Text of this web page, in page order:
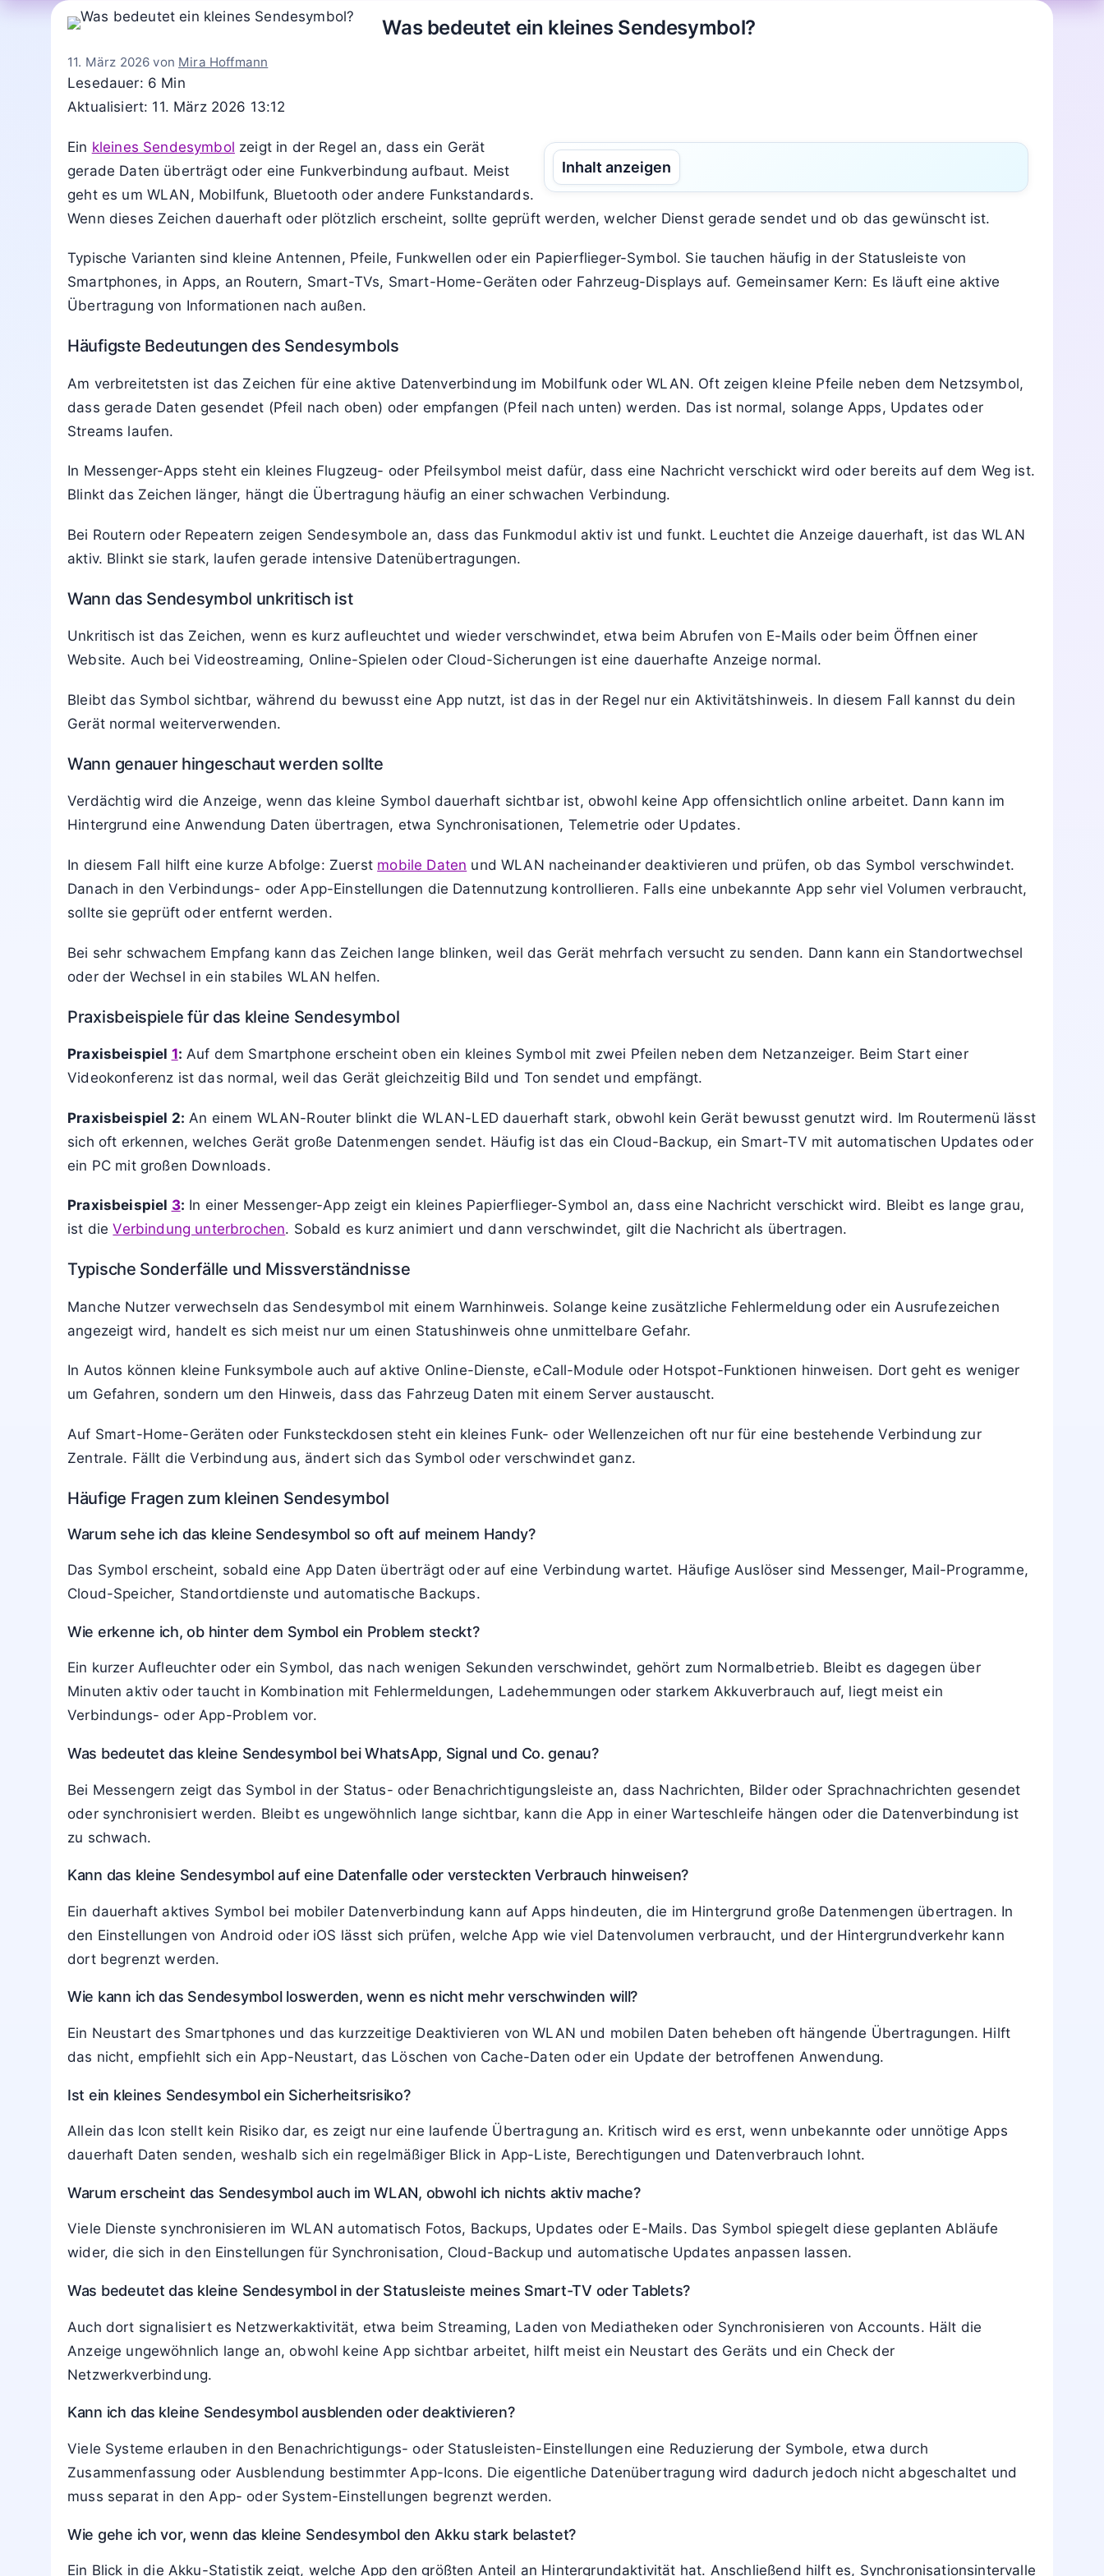
Was bedeutet ein kleines Sendesymbol?
11. März 2026 von Mira Hoffmann
Lesedauer: 6 Min
Aktualisiert: 11. März 2026 13:12
Inhalt anzeigen
Ein kleines Sendesymbol zeigt in der Regel an, dass ein Gerät
gerade Daten überträgt oder eine Funkverbindung aufbaut. Meist
geht es um WLAN, Mobilfunk, Bluetooth oder andere Funkstandards.
Wenn dieses Zeichen dauerhaft oder plötzlich erscheint, sollte geprüft werden, welcher Dienst gerade sendet und ob das gewünscht ist.
Typische Varianten sind kleine Antennen, Pfeile, Funkwellen oder ein Papierflieger-Symbol. Sie tauchen häufig in der Statusleiste von
Smartphones, in Apps, an Routern, Smart-TVs, Smart-Home-Geräten oder Fahrzeug-Displays auf. Gemeinsamer Kern: Es läuft eine aktive
Übertragung von Informationen nach außen.
Häufigste Bedeutungen des Sendesymbols
Am verbreitetsten ist das Zeichen für eine aktive Datenverbindung im Mobilfunk oder WLAN. Oft zeigen kleine Pfeile neben dem Netzsymbol,
dass gerade Daten gesendet (Pfeil nach oben) oder empfangen (Pfeil nach unten) werden. Das ist normal, solange Apps, Updates oder
Streams laufen.
In Messenger-Apps steht ein kleines Flugzeug- oder Pfeilsymbol meist dafür, dass eine Nachricht verschickt wird oder bereits auf dem Weg ist.
Blinkt das Zeichen länger, hängt die Übertragung häufig an einer schwachen Verbindung.
Bei Routern oder Repeatern zeigen Sendesymbole an, dass das Funkmodul aktiv ist und funkt. Leuchtet die Anzeige dauerhaft, ist das WLAN
aktiv. Blinkt sie stark, laufen gerade intensive Datenübertragungen.
Wann das Sendesymbol unkritisch ist
Unkritisch ist das Zeichen, wenn es kurz aufleuchtet und wieder verschwindet, etwa beim Abrufen von E-Mails oder beim Öffnen einer
Website. Auch bei Videostreaming, Online-Spielen oder Cloud-Sicherungen ist eine dauerhafte Anzeige normal.
Bleibt das Symbol sichtbar, während du bewusst eine App nutzt, ist das in der Regel nur ein Aktivitätshinweis. In diesem Fall kannst du dein
Gerät normal weiterverwenden.
Wann genauer hingeschaut werden sollte
Verdächtig wird die Anzeige, wenn das kleine Symbol dauerhaft sichtbar ist, obwohl keine App offensichtlich online arbeitet. Dann kann im
Hintergrund eine Anwendung Daten übertragen, etwa Synchronisationen, Telemetrie oder Updates.
In diesem Fall hilft eine kurze Abfolge: Zuerst mobile Daten und WLAN nacheinander deaktivieren und prüfen, ob das Symbol verschwindet.
Danach in den Verbindungs- oder App-Einstellungen die Datennutzung kontrollieren. Falls eine unbekannte App sehr viel Volumen verbraucht,
sollte sie geprüft oder entfernt werden.
Bei sehr schwachem Empfang kann das Zeichen lange blinken, weil das Gerät mehrfach versucht zu senden. Dann kann ein Standortwechsel
oder der Wechsel in ein stabiles WLAN helfen.
Praxisbeispiele für das kleine Sendesymbol
Praxisbeispiel 1: Auf dem Smartphone erscheint oben ein kleines Symbol mit zwei Pfeilen neben dem Netzanzeiger. Beim Start einer
Videokonferenz ist das normal, weil das Gerät gleichzeitig Bild und Ton sendet und empfängt.
Praxisbeispiel 2: An einem WLAN-Router blinkt die WLAN-LED dauerhaft stark, obwohl kein Gerät bewusst genutzt wird. Im Routermenü lässt
sich oft erkennen, welches Gerät große Datenmengen sendet. Häufig ist das ein Cloud-Backup, ein Smart-TV mit automatischen Updates oder
ein PC mit großen Downloads.
Praxisbeispiel 3: In einer Messenger-App zeigt ein kleines Papierflieger-Symbol an, dass eine Nachricht verschickt wird. Bleibt es lange grau,
ist dieVerbindung unterbrochen. Sobald es kurz animiert und dann verschwindet, gilt die Nachricht als übertragen.
Typische Sonderfälle und Missverständnisse
Manche Nutzer verwechseln das Sendesymbol mit einem Warnhinweis. Solange keine zusätzliche Fehlermeldung oder ein Ausrufezeichen
angezeigt wird, handelt es sich meist nur um einen Statushinweis ohne unmittelbare Gefahr.
In Autos können kleine Funksymbole auch auf aktive Online-Dienste, eCall-Module oder Hotspot-Funktionen hinweisen. Dort geht es weniger
um Gefahren, sondern um den Hinweis, dass das Fahrzeug Daten mit einem Server austauscht.
Auf Smart-Home-Geräten oder Funksteckdosen steht ein kleines Funk- oder Wellenzeichen oft nur für eine bestehende Verbindung zur
Zentrale. Fällt die Verbindung aus, ändert sich das Symbol oder verschwindet ganz.
Häufige Fragen zum kleinen Sendesymbol
Warum sehe ich das kleine Sendesymbol so oft auf meinem Handy?
Das Symbol erscheint, sobald eine App Daten überträgt oder auf eine Verbindung wartet. Häufige Auslöser sind Messenger, Mail-Programme,
Cloud-Speicher, Standortdienste und automatische Backups.
Wie erkenne ich, ob hinter dem Symbol ein Problem steckt?
Ein kurzer Aufleuchter oder ein Symbol, das nach wenigen Sekunden verschwindet, gehört zum Normalbetrieb. Bleibt es dagegen über
Minuten aktiv oder taucht in Kombination mit Fehlermeldungen, Ladehemmungen oder starkem Akkuverbrauch auf, liegt meist ein
Verbindungs- oder App-Problem vor.
Was bedeutet das kleine Sendesymbol bei WhatsApp, Signal und Co. genau?
Bei Messengern zeigt das Symbol in der Status- oder Benachrichtigungsleiste an, dass Nachrichten, Bilder oder Sprachnachrichten gesendet
oder synchronisiert werden. Bleibt es ungewöhnlich lange sichtbar, kann die App in einer Warteschleife hängen oder die Datenverbindung ist
zu schwach.
Kann das kleine Sendesymbol auf eine Datenfalle oder versteckten Verbrauch hinweisen?
Ein dauerhaft aktives Symbol bei mobiler Datenverbindung kann auf Apps hindeuten, die im Hintergrund große Datenmengen übertragen. In
den Einstellungen von Android oder iOS lässt sich prüfen, welche App wie viel Datenvolumen verbraucht, und der Hintergrundverkehr kann
dort begrenzt werden.
Wie kann ich das Sendesymbol loswerden, wenn es nicht mehr verschwinden will?
Ein Neustart des Smartphones und das kurzzeitige Deaktivieren von WLAN und mobilen Daten beheben oft hängende Übertragungen. Hilft
das nicht, empfiehlt sich ein App-Neustart, das Löschen von Cache-Daten oder ein Update der betroffenen Anwendung.
Ist ein kleines Sendesymbol ein Sicherheitsrisiko?
Allein das Icon stellt kein Risiko dar, es zeigt nur eine laufende Übertragung an. Kritisch wird es erst, wenn unbekannte oder unnötige Apps
dauerhaft Daten senden, weshalb sich ein regelmäßiger Blick in App-Liste, Berechtigungen und Datenverbrauch lohnt.
Warum erscheint das Sendesymbol auch im WLAN, obwohl ich nichts aktiv mache?
Viele Dienste synchronisieren im WLAN automatisch Fotos, Backups, Updates oder E-Mails. Das Symbol spiegelt diese geplanten Abläufe
wider, die sich in den Einstellungen für Synchronisation, Cloud-Backup und automatische Updates anpassen lassen.
Was bedeutet das kleine Sendesymbol in der Statusleiste meines Smart-TV oder Tablets?
Auch dort signalisiert es Netzwerkaktivität, etwa beim Streaming, Laden von Mediatheken oder Synchronisieren von Accounts. Hält die
Anzeige ungewöhnlich lange an, obwohl keine App sichtbar arbeitet, hilft meist ein Neustart des Geräts und ein Check der
Netzwerkverbindung.
Kann ich das kleine Sendesymbol ausblenden oder deaktivieren?
Viele Systeme erlauben in den Benachrichtigungs- oder Statusleisten-Einstellungen eine Reduzierung der Symbole, etwa durch
Zusammenfassung oder Ausblendung bestimmter App-Icons. Die eigentliche Datenübertragung wird dadurch jedoch nicht abgeschaltet und
muss separat in den App- oder System-Einstellungen begrenzt werden.
Wie gehe ich vor, wenn das kleine Sendesymbol den Akku stark belastet?
Ein Blick in die Akku-Statistik zeigt, welche App den größten Anteil an Hintergrundaktivität hat. Anschließend hilft es, Synchronisationsintervalle